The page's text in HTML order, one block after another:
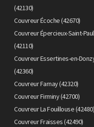
(42130)
Couvreur Écoche (42670)
Couvreur Épercieux-Saint-Paul
(42110)
Couvreur Essertines-en-
(42360)
Couvreur Farnay (42320)
Couvreur Firminy (42700)
Couvreur La Fouillouse (42480)
Couvreur Fraisses (42490)